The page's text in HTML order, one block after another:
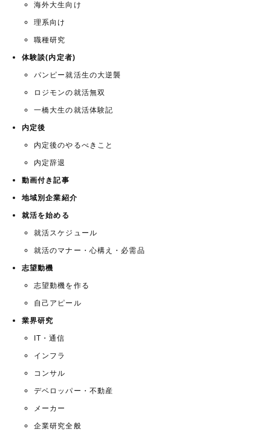
海外大生向け
理系向け
職種研究
体験談(内定者)
パンピー就活生の大逆襲
ロジモンの就活無双
一橋大生の就活体験記
内定後
内定後のやるべきこと
内定辞退
動画付き記事
地域別企業紹介
就活を始める
就活スケジュール
就活のマナー・心構え・必需品
志望動機
志望動機を作る
自己アピール
業界研究
IT・通信
インフラ
コンサル
デベロッパー・不動産
メーカー
企業研究全般